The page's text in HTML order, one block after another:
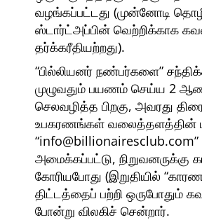
வழங்கப்பட்டது (முன்னோடி
ஸ்டார்ட்அப்பின் வெற்றிக்காக
தர்க்கரீதியற்றது).
பில்லியனர் நண்பர்களை
முழுவதும் பயணம் செய்ய 2
செலவழித்த பிறகு, அவரது
உபகரணங்கள் வலைத்தளத்தின்
info@billionairesclub.com
அமைக்கப்பட்டு, நிறுவனருக்கு
கோரியபோது (இறுதியில்
திட்டத்தைப் பற்றி ஒருபோதும்
போன்று விலகிச் சென்றார்.